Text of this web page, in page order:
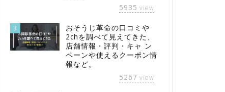
5935 view
3
おそうじ革命の口コミや
2chを調べて見えてきた、
店舗情報・評判・キャ ン
ペーンや使えるクーポン情
報など。
5267 view